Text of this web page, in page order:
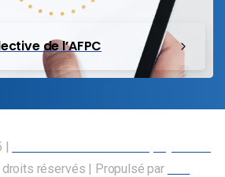
de l’AFPC
|
droits réservés | Propulsé par